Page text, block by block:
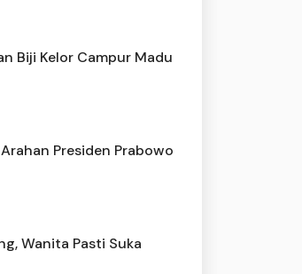
Biji Kelor Campur Madu
Presiden Prabowo
Wanita Pasti Suka